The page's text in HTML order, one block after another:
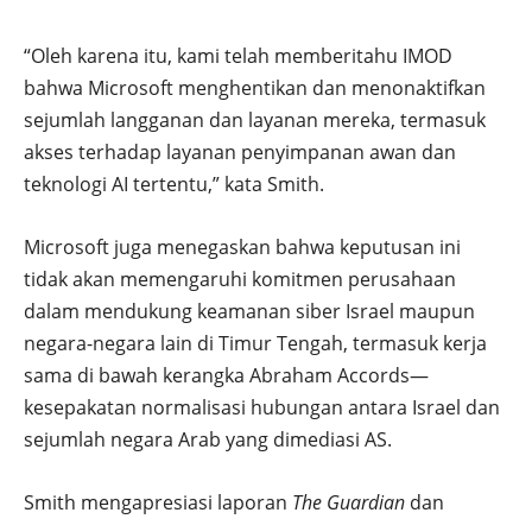
“Oleh karena itu, kami telah memberitahu IMOD
bahwa Microsoft menghentikan dan menonaktifkan
sejumlah langganan dan layanan mereka, termasuk
akses terhadap layanan penyimpanan awan dan
teknologi AI tertentu,” kata Smith.
Microsoft juga menegaskan bahwa keputusan ini
tidak akan memengaruhi komitmen perusahaan
dalam mendukung keamanan siber Israel maupun
negara-negara lain di Timur Tengah, termasuk kerja
sama di bawah kerangka Abraham Accords—
kesepakatan normalisasi hubungan antara Israel dan
sejumlah negara Arab yang dimediasi AS.
Smith mengapresiasi laporan The Guardian dan